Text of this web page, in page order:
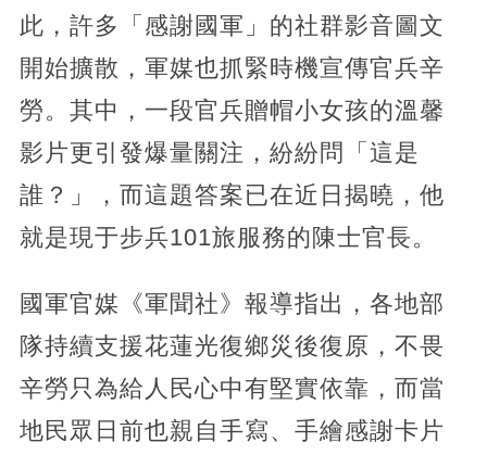
此，許多「感謝國軍」的社群影音圖文
開始擴散，軍媒也抓緊時機宣傳官兵辛
勞。其中，一段官兵贈帽小女孩的溫馨
影片更引發爆量關注，紛紛問「這是
誰？」，而這題答案已在近日揭曉，他
就是現于步兵101旅服務的陳士官長。
國軍官媒《軍聞社》報導指出，各地部
隊持續支援花蓮光復鄉災後復原，不畏
辛勞只為給人民心中有堅實依靠，而當
地民眾日前也親自手寫、手繪感謝卡片